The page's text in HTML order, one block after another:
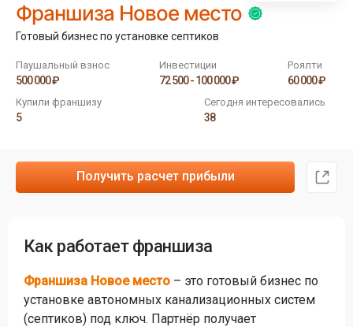
Франшиза Новое место
Готовый бизнес по установке септиков
Паушальный взнос
500 000 ₽
Инвестиции
72 500 - 100 000 ₽
Роялти
60 000 ₽
Купили франшизу
5
Сегодня интересовались
38
Получить расчет прибыли
Как работает франшиза
Франшиза Новое место – это готовый бизнес по
установке автономных канализационных систем
(септиков) под ключ. Партнёр получает